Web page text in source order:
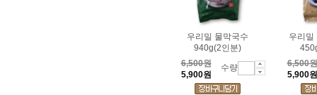
우리밀 물막국수
940g(2인분)
6,500원
5,900원
수량
우리밀
6,500원
5,900원